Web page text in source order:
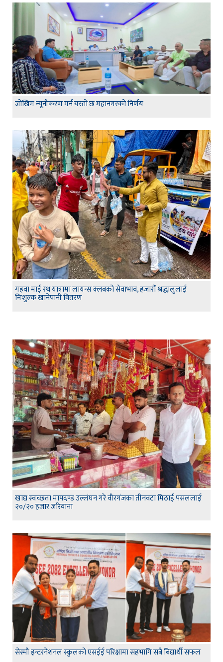
जाेखिम न्यूनीकरण गर्न यस्ताे छ महानगरकाे निर्णय
गहवा माई रथ यात्रामा लायन्स क्लबको सेवाभाव, हजारौं श्रद्धालुलाई
निःशुल्क खानेपानी वितरण
खाद्य स्वच्छता मापदण्ड उल्लंघन गरे वीरगंजका तीनवटा मिठाई पसललाई
२०/२० हजार जरिवाना
सेस्मी इन्टरनेशनल स्कुलको एसईई परिक्षामा सहभागि सबै बिद्यार्थी सफल